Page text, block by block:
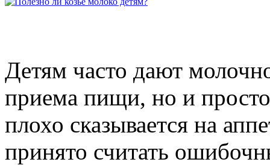
Детям часто дают
приема пищи, но и
плохо сказывается на
принято считать